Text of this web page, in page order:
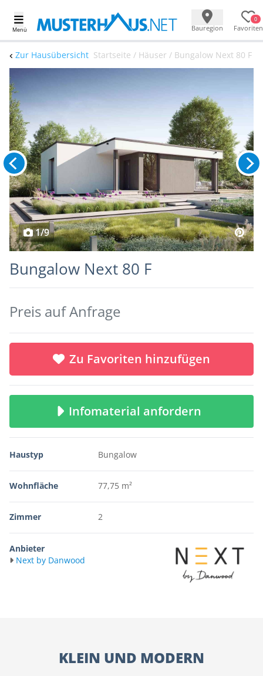
Menü Bauregion
0
Favoriten
Zur Hausübersicht Startseite / Häuser / Bungalow Next 80 F
1/9
Bungalow Next 80 F
Preis auf Anfrage
Zu Favoriten hinzufügen
Infomaterial anfordern
Haustyp Bungalow
Wohnfläche 77,75 m²
Zimmer 2
Anbieter
Next by Danwood
KLEIN UND MODERN